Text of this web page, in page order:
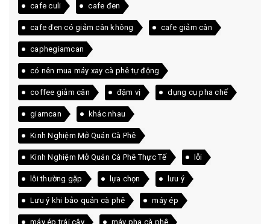
cafe culi cafe đen
cafe đen có giảm cân không cafe giảm cân
caphegiamcan
có nên mua máy xay cà phê tự động
coffee giảm cân đậm vị dụng cụ pha chế
giamcan khác nhau
Kinh Nghiệm Mở Quán Cà Phê
Kinh Nghiệm Mở Quán Cà Phê Thực Tế lỗi
lỗi thường gặp lựa chọn lưu ý
Lưu ý khi bảo quản cà phê máy ép
máy ép trái cây máy pha cà phê